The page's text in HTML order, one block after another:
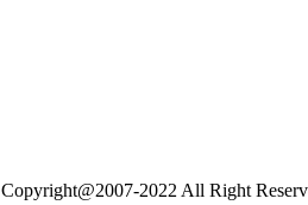
Copyright@2007-2022 All Right